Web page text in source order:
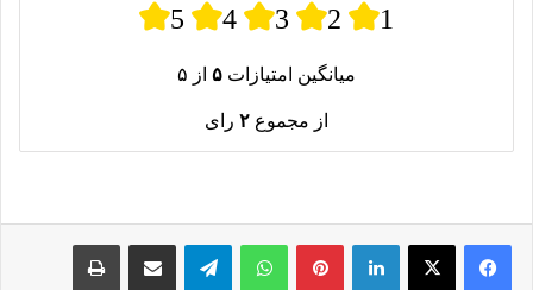
5 4 3 2 1
میانگین امتیازات ۵ از ۵
از مجموع ۲ رای
لینکدین پینترستواتس آپ تلگرام اشتراک گذاری از طریق ایمیل چاپ